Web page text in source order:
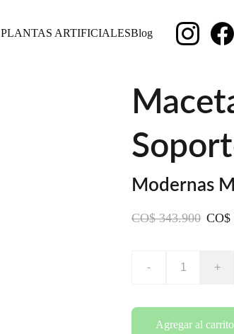
PLANTAS ARTIFICIALESBlog
Modernas
CO$ 343.900 CO$
- +
Agregar al carrito